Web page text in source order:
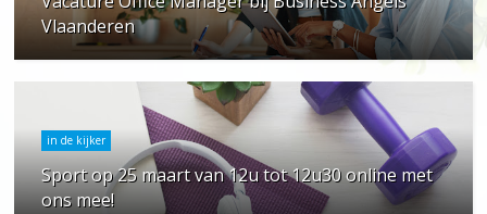
Vlaanderen
in de kijker
Sport op 25 maart van 12u tot 12u30 online met
ons mee!